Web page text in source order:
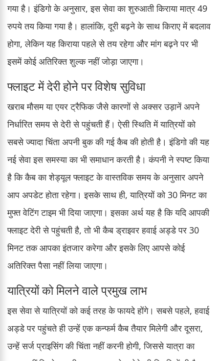
गया है। इंडिगो के अनुसार, इस सेवा का शुरुआती किराया मात्र 49
रुपये तय किया गया है। हालांकि, दूरी बढ़ने के साथ किराए में बदलाव
होगा, लेकिन यह किराया पहले से तय रहेगा और मांग बढ़ने पर भी
इसमें कोई अतिरिक्त शुल्क नहीं जोड़ा जाएगा।
फ्लाइट में देरी होने पर विशेष सुविधा
खराब मौसम या एयर ट्रैफिक जैसे कारणों से अक्सर उड़ानें अपने
निर्धारित समय से देरी से पहुंचती हैं। ऐसी स्थिति में यात्रियों को
सबसे ज्यादा चिंता अपनी बुक की गई कैब की होती है। इंडिगो की यह
नई सेवा इस समस्या का भी समाधान करती है। कंपनी ने स्पष्ट किया
है कि कैब का शेड्यूल फ्लाइट के वास्तविक समय के अनुसार अपने
आप अपडेट होता रहेगा। इसके साथ ही, यात्रियों को 30 मिनट का
मुफ्त वेटिंग टाइम भी दिया जाएगा। इसका अर्थ यह है कि यदि आपकी
फ्लाइट देरी से पहुंचती है, तो भी कैब ड्राइवर हवाई अड्डे पर 30
मिनट तक आपका इंतजार करेगा और इसके लिए आपसे कोई
अतिरिक्त पैसा नहीं लिया जाएगा।
यात्रियों को मिलने वाले प्रमुख लाभ
इस सेवा से यात्रियों को कई तरह के फायदे होंगे। सबसे पहले, हवाई
अड्डे पर पहुंचते ही उन्हें एक कन्फर्म कैब तैयार मिलेगी और दूसरा,
उन्हें सर्ज प्राइसिंग की चिंता नहीं करनी होगी, जिससे यात्रा का